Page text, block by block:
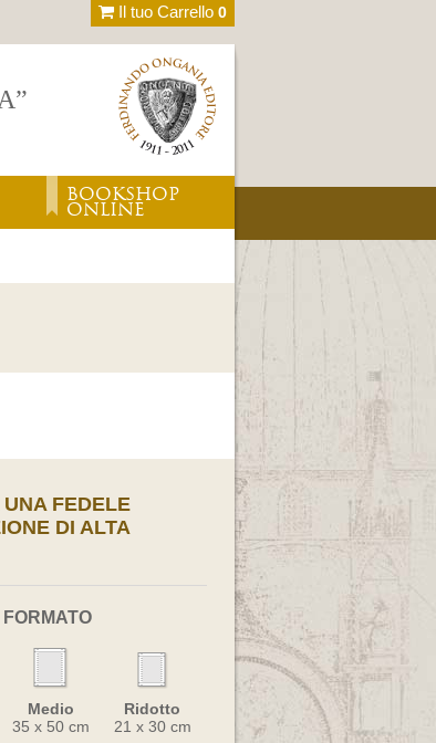
Il tuo Carrello 0
BOOKSHOP
ONLINE
FEDELE
DI ALTA
Medio
35 x 50 cm
Ridotto
21 x 30 cm